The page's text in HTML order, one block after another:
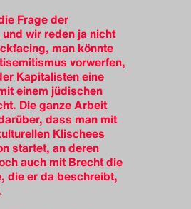
Frage der
wir reden ja nicht
man könnte
vorwerfen,
Kapitalisten eine
einem jüdischen
Die ganze Arbeit
dass man mit
Klischees
startet, an deren
auch mit Brecht die
die er da beschreibt,